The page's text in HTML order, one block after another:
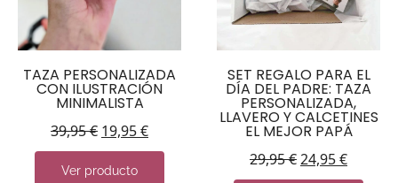
TAZA PERSONALIZADA
CON ILUSTRACIÓN
MINIMALISTA
39,95€ 19,95€
Ver producto
SET REGALO PARA EL
DÍA DEL PADRE: TAZA
PERSONALIZADA,
LLAVERO Y CALCETINES
EL MEJOR PAPÁ
29,95€24,95€